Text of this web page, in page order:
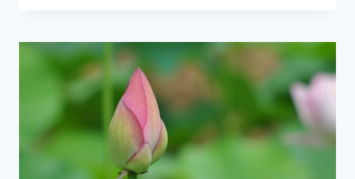
ORIGINES,
TECHNIQUES
ET
HÉRITAGES